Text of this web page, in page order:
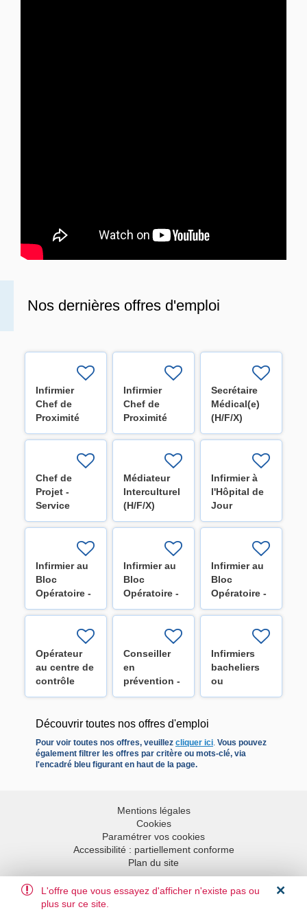
L'offre que vous essayez d'afficher n'existe pas ou
plus sur ce site.
Nos dernières offres d'emploi
Infirmier
Chef de
Proximité
pour l'unité
neurochirurgie
(H/F/X)
Infirmier
Chef de
Proximité
pour les
d'oncologie
(H/F/X)
Secrétaire
Médical(e)
(H/F/X)
Chef de
Projet -
Service
Optimisation
Médiateur
Interculturel
(H/F/X)
Infirmier à
l'Hôpital de
Jour
HospiDay
Infirmier au
Bloc
Opératoire -
Secteur
Infirmier au
Bloc
Opératoire -
Secteur
Infirmier au
Bloc
Opératoire -
Secteur
Opérateur
au centre de
contrôle
technique
Conseiller
en
prévention -
Niveau 1
Infirmiers
bacheliers
ou
spécialisés
H/F
Découvrir toutes nos offres d'emploi
Pour voir toutes nos offres, veuillez cliquer ici. Vous pouvez
également filtrer les offres par critère ou mots-clé, via
l'encadré bleu figurant en haut de la page.
Mentions légales
Cookies
Paramétrer vos cookies
Accessibilité : partiellement conforme
Plan du site
Aller en haut